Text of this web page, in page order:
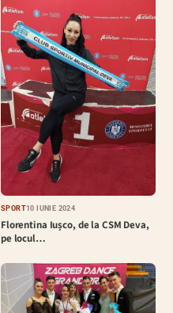
SPORT10 IUNIE 2024
Florentina Iușco, de la CSM Deva,
pe locul…